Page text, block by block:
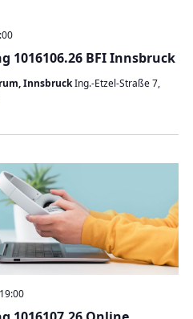
1016106.26 BFI Innsbruck
InnsbruckIng.-Etzel-Straße 7,
19:00